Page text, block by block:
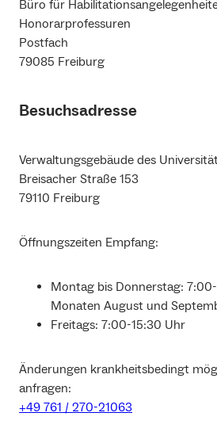
Büro für
Honorarprofessuren
Postfach
79085 Freiburg
Besuchsadresse
Verwaltungsgebäude des
Breisacher Straße 153
79110 Freiburg
Öffnungszeiten Empfang:
Montag bis Donnerstag:
Monaten August und
Freitags: 7:00-15:30 Uhr
Änderungen krankheitsbedingt
anfragen:
+49 761 / 270-21063